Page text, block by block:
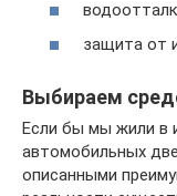
защита от
Выбираем
Если бы мы жили в
автомобильных
описанными